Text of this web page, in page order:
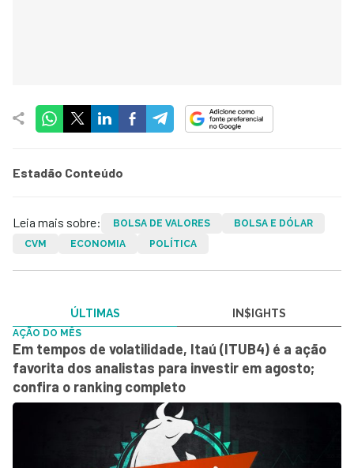
Estadão Conteúdo
Leia mais sobre: BOLSA DE VALORES
BOLSA E DÓLAR
CVM
ECONOMIA POLÍTICA
ÚLTIMAS IN$IGHTS
AÇÃO DO MÊS
Em tempos de volatilidade, Itaú (ITUB4) é a ação
favorita dos analistas para investir em agosto;
confira o ranking completo